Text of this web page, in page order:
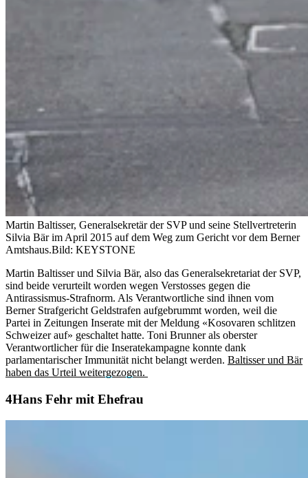
Martin Baltisser, Generalsekretär der SVP und seine Stellvertreterin
Silvia Bär im April 2015 auf dem Weg zum Gericht vor dem Berner
Amtshaus.Bild: KEYSTONE
Martin Baltisser und Silvia Bär, also das Generalsekretariat der SVP,
sind beide verurteilt worden wegen Verstosses gegen die
Antirassismus-Strafnorm. Als Verantwortliche sind ihnen vom
Berner Strafgericht Geldstrafen aufgebrummt worden, weil die
Partei in Zeitungen Inserate mit der Meldung «Kosovaren schlitzen
Schweizer auf» geschaltet hatte. Toni Brunner als oberster
Verantwortlicher für die Inseratekampagne konnte dank
parlamentarischer Immunität nicht belangt werden. Baltisser und Bär
haben das Urteil weitergezogen.
Hans Fehr mit Ehefrau